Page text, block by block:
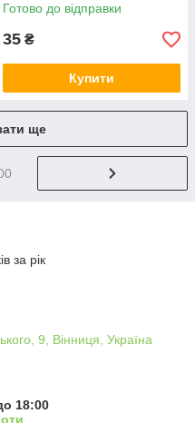
Готово до відправки
35 ₴
Купити
ще
за рік
9, Вінниця, Україна
18:00